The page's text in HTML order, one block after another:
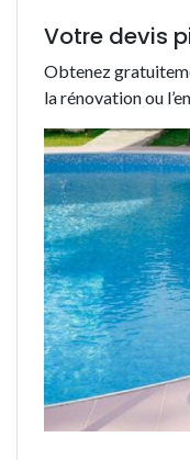
Votre devis
Obtenez
la rénovation ou